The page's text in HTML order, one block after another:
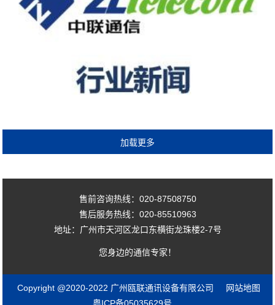
售前咨询热线：020-87508750
售后服务热线：020-85510963
地址：广州市天河区龙口东横街龙珠楼2-7号
您身边的通信专家！
Copyright @2020-2022 广州瓯联通讯设备有限公司
网站地图